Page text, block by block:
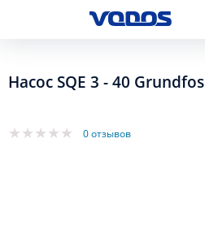
Насос SQE 3 - 40 Grundfos
0 отзывов